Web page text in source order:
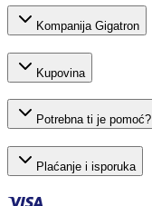
Kompanija Gigatron
Kupovina
Potrebna ti je pomoć?
Plaćanje i isporuka